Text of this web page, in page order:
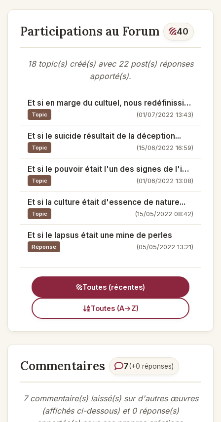
Participations au Forum 40
18 topic(s) créé(s) avec 22 post(s) réponses
apporté(s).
Et si en marge du cultuel, nous redéfinissions la grâce et la passion...
Topic (01/07/2022 13:43)
Et si le suicide résultait de la déception...
Topic (15/06/2022 16:59)
Et si le pouvoir était l'un des signes de l'impuissance...
Topic (01/06/2022 13:08)
Et si la culture était d'essence de nature...
Topic (15/05/2022 08:42)
Et si le lapsus était une mine de perles
Réponse (05/05/2022 13:21)
Toutes (récentes)
Toutes (A→Z)
Commentaires 7(+0 réponses)
7 commentaire(s) laissé(s) sur d'autres œuvres
(affichés ci-dessous) et 0 réponse(s)